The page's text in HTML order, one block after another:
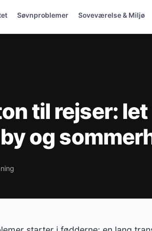
Søvnproblemer Soveværelse & Miljø
til rejser:
og